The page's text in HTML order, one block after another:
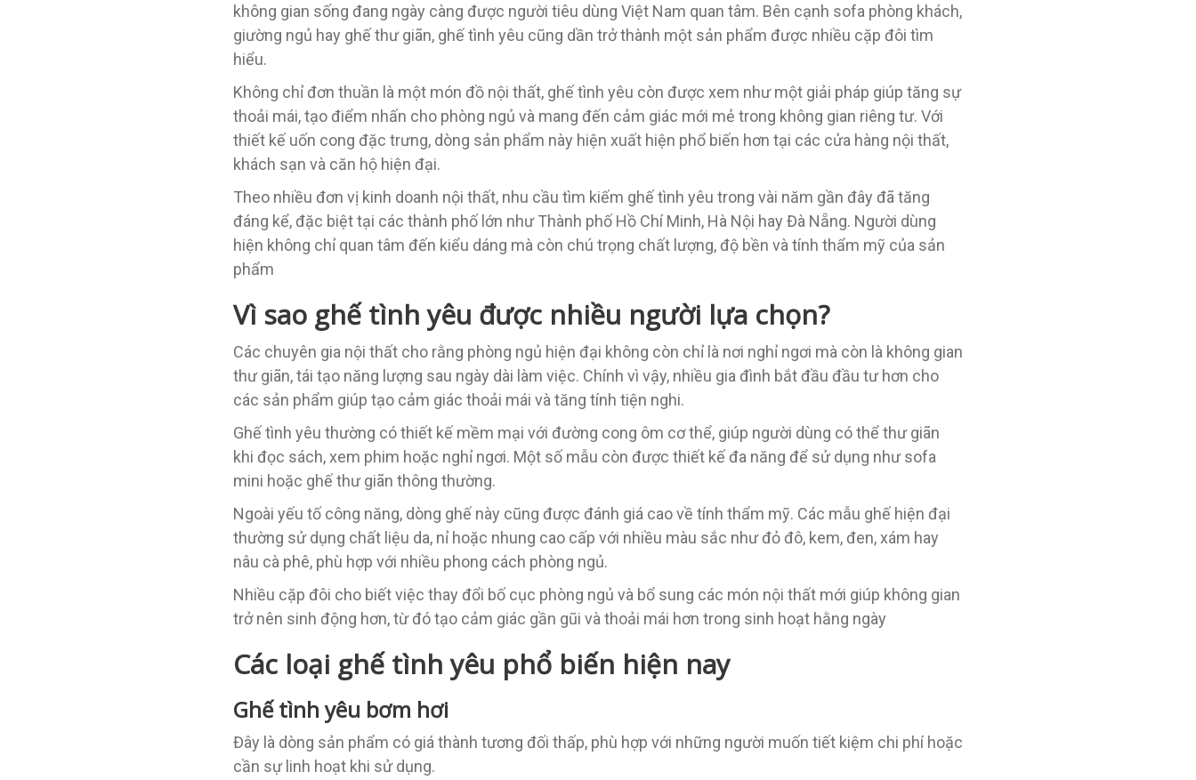
không gian sống đang ngày càng được người tiêu dùng Việt Nam quan tâm. Bên cạnh sofa phòng khách,
giường ngủ hay ghế thư giãn, ghế tình yêu cũng dần trở thành một sản phẩm được nhiều cặp đôi tìm
hiểu.
Không chỉ đơn thuần là một món đồ nội thất, ghế tình yêu còn được xem như một giải pháp giúp tăng sự
thoải mái, tạo điểm nhấn cho phòng ngủ và mang đến cảm giác mới mẻ trong không gian riêng tư. Với
thiết kế uốn cong đặc trưng, dòng sản phẩm này hiện xuất hiện phổ biến hơn tại các cửa hàng nội thất,
khách sạn và căn hộ hiện đại.
Theo nhiều đơn vị kinh doanh nội thất, nhu cầu tìm kiếm ghế tình yêu trong vài năm gần đây đã tăng
đáng kể, đặc biệt tại các thành phố lớn như Thành phố Hồ Chí Minh, Hà Nội hay Đà Nẵng. Người dùng
hiện không chỉ quan tâm đến kiểu dáng mà còn chú trọng chất lượng, độ bền và tính thẩm mỹ của sản
phẩm
Vì sao ghế tình yêu được nhiều người lựa chọn?
Các chuyên gia nội thất cho rằng phòng ngủ hiện đại không còn chỉ là nơi nghỉ ngơi mà còn là không gian
thư giãn, tái tạo năng lượng sau ngày dài làm việc. Chính vì vậy, nhiều gia đình bắt đầu đầu tư hơn cho
các sản phẩm giúp tạo cảm giác thoải mái và tăng tính tiện nghi.
Ghế tình yêu thường có thiết kế mềm mại với đường cong ôm cơ thể, giúp người dùng có thể thư giãn
khi đọc sách, xem phim hoặc nghỉ ngơi. Một số mẫu còn được thiết kế đa năng để sử dụng như sofa
mini hoặc ghế thư giãn thông thường.
Ngoài yếu tố công năng, dòng ghế này cũng được đánh giá cao về tính thẩm mỹ. Các mẫu ghế hiện đại
thường sử dụng chất liệu da, nỉ hoặc nhung cao cấp với nhiều màu sắc như đỏ đô, kem, đen, xám hay
nâu cà phê, phù hợp với nhiều phong cách phòng ngủ.
Nhiều cặp đôi cho biết việc thay đổi bố cục phòng ngủ và bổ sung các món nội thất mới giúp không gian
trở nên sinh động hơn, từ đó tạo cảm giác gần gũi và thoải mái hơn trong sinh hoạt hằng ngày
Các loại ghế tình yêu phổ biến hiện nay
Ghế tình yêu bơm hơi
Đây là dòng sản phẩm có giá thành tương đối thấp, phù hợp với những người muốn tiết kiệm chi phí hoặc
cần sự linh hoạt khi sử dụng.